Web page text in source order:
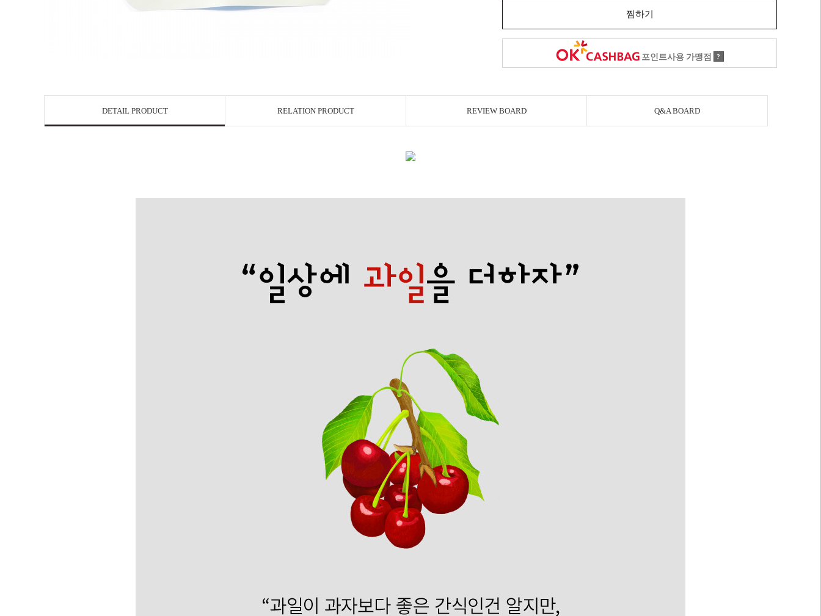
찜하기
포인트사용 가맹점 ?
DETAIL PRODUCT RELATION PRODUCT REVIEW BOARD Q&A BOARD